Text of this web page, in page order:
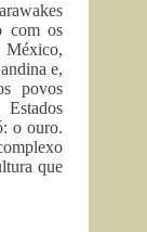
com os
e,
povos
o ouro.
que